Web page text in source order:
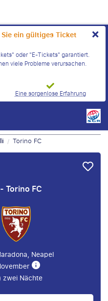
ein gültiges Ticket
oder "E-Tickets" garantiert.
viele Probleme verursachen.
Eine sorgenlose Erfahrung
/ Torino FC
Torino FC
Neapel
zwei Nächte